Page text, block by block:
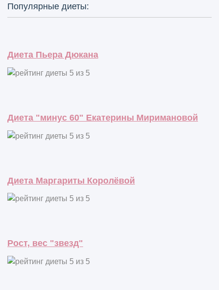
Популярные диеты:
Диета Пьера Дюкана
Диета "минус 60" Екатерины Миримановой
Диета Маргариты Королёвой
Рост, вес "звезд"